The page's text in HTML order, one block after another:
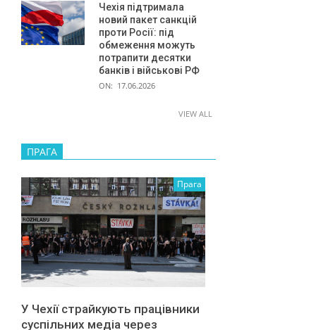
Чехія підтримала
новий пакет санкцій
проти Росії: під
обмеження можуть
потрапити десятки
банків і військові РФ
ON: 17.06.2026
VIEW ALL
ПРАГА
Прага
У Чехії страйкують працівники
суспільних медіа через